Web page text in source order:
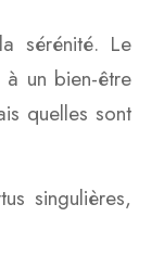
sérénité. Le
à un bien-être
quelles sont
singulières,